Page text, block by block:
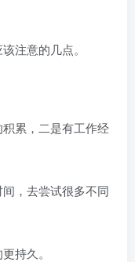
注意的几点。
累，二是有工作经
，去尝试很多不同
持久。